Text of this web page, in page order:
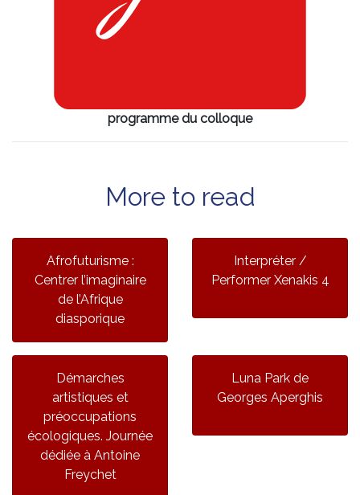
programme du colloque
More to read
Afrofuturisme :
Centrer l’imaginaire
de l’Afrique
diasporique
Interpréter /
Performer Xenakis 4
Démarches
artistiques et
préoccupations
écologiques. Journée
dédiée à Antoine
Freychet
Luna Park de
Georges Aperghis